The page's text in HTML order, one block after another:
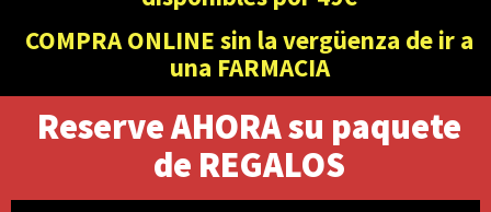
COMPRA ONLINE sin la vergüenza de ir a
una FARMACIA
Reserve AHORA su paquete
de REGALOS